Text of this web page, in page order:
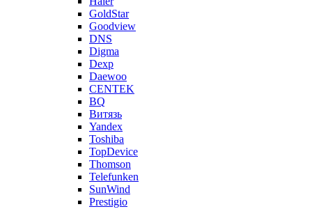
GoldStar
Goodview
DNS
Digma
Dexp
Daewoo
CENTEK
BQ
Витязь
Yandex
Toshiba
TopDevice
Thomson
Telefunken
SunWind
Prestigio